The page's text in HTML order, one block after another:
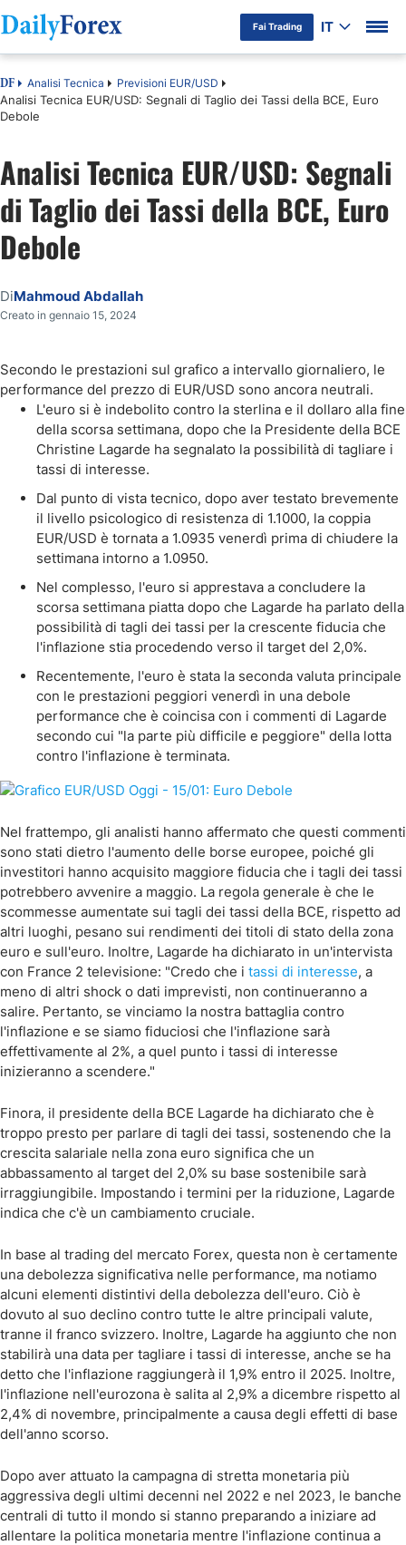
Fai Trading IT
DF Analisi Tecnica Previsioni EUR/USD
Analisi Tecnica EUR/USD: Segnali di Taglio dei Tassi della BCE, Euro
Debole
Analisi Tecnica EUR/USD: Segnali
di Taglio dei Tassi della BCE, Euro
Debole
DiMahmoud Abdallah
Creato in gennaio 15, 2024
Secondo le prestazioni sul grafico a intervallo giornaliero, le
performance del prezzo di EUR/USD sono ancora neutrali.
L'euro si è indebolito contro la sterlina e il dollaro alla fine
della scorsa settimana, dopo che la Presidente della BCE
Christine Lagarde ha segnalato la possibilità di tagliare i
tassi di interesse.
Dal punto di vista tecnico, dopo aver testato brevemente
il livello psicologico di resistenza di 1.1000, la coppia
EUR/USD è tornata a 1.0935 venerdì prima di chiudere la
settimana intorno a 1.0950.
Nel complesso, l'euro si apprestava a concludere la
scorsa settimana piatta dopo che Lagarde ha parlato della
possibilità di tagli dei tassi per la crescente fiducia che
l'inflazione stia procedendo verso il target del 2,0%.
Recentemente, l'euro è stata la seconda valuta principale
con le prestazioni peggiori venerdì in una debole
performance che è coincisa con i commenti di Lagarde
secondo cui "la parte più difficile e peggiore" della lotta
contro l'inflazione è terminata.
Nel frattempo, gli analisti hanno affermato che questi commenti
sono stati dietro l'aumento delle borse europee, poiché gli
investitori hanno acquisito maggiore fiducia che i tagli dei tassi
potrebbero avvenire a maggio. La regola generale è che le
scommesse aumentate sui tagli dei tassi della BCE, rispetto ad
altri luoghi, pesano sui rendimenti dei titoli di stato della zona
euro e sull'euro. Inoltre, Lagarde ha dichiarato in un'intervista
con France 2 televisione: "Credo che i tassi di interesse, a
meno di altri shock o dati imprevisti, non continueranno a
salire. Pertanto, se vinciamo la nostra battaglia contro
l'inflazione e se siamo fiduciosi che l'inflazione sarà
effettivamente al 2%, a quel punto i tassi di interesse
inizieranno a scendere."
Finora, il presidente della BCE Lagarde ha dichiarato che è
troppo presto per parlare di tagli dei tassi, sostenendo che la
crescita salariale nella zona euro significa che un
abbassamento al target del 2,0% su base sostenibile sarà
irraggiungibile. Impostando i termini per la riduzione, Lagarde
indica che c'è un cambiamento cruciale.
In base al trading del mercato Forex, questa non è certamente
una debolezza significativa nelle performance, ma notiamo
alcuni elementi distintivi della debolezza dell'euro. Ciò è
dovuto al suo declino contro tutte le altre principali valute,
tranne il franco svizzero. Inoltre, Lagarde ha aggiunto che non
stabilirà una data per tagliare i tassi di interesse, anche se ha
detto che l'inflazione raggiungerà il 1,9% entro il 2025. Inoltre,
l'inflazione nell'eurozona è salita al 2,9% a dicembre rispetto al
2,4% di novembre, principalmente a causa degli effetti di base
dell'anno scorso.
Dopo aver attuato la campagna di stretta monetaria più
aggressiva degli ultimi decenni nel 2022 e nel 2023, le banche
centrali di tutto il mondo si stanno preparando a iniziare ad
allentare la politica monetaria mentre l'inflazione continua a